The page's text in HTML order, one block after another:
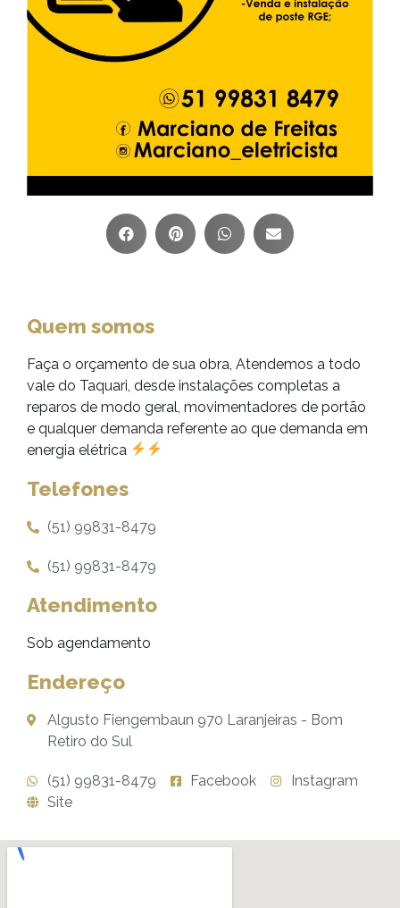
Quem somos
Faça o orçamento de sua obra, Atendemos a todo
vale do Taquari, desde instalações completas a
reparos de modo geral, movimentadores de portão
e qualquer demanda referente ao que demanda em
energia elétrica
Telefones
(51) 99831-8479
(51) 99831-8479
Atendimento
Sob agendamento
Endereço
Algusto Fiengembaun 970 Laranjeiras - Bom
Retiro do Sul
(51) 99831-8479 Facebook
Instagram
Site